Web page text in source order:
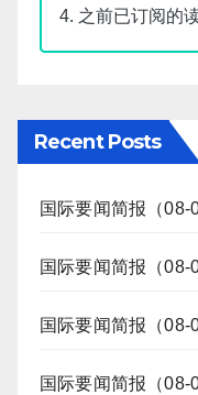
4. 之前已订阅的
Recent Posts
国际要闻简报（08-
国际要闻简报（08-
国际要闻简报（08-
国际要闻简报（08-